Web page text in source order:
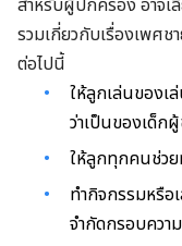
รวมเกี่ยวกับเรื่องเพศ
ต่อไปนี้
ให้ลูกเล่นของเ
ว่าเป็นของเด็
ให้ลูกทุกคนช่วย
ทำกิจกรรมหรือ
จำกัดกรอบควา